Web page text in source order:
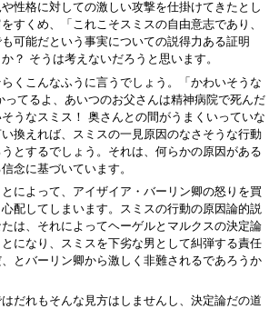
性格に対しての激しい攻撃を仕掛けてきたとし
すくめ、「これこそスミスの自由意志であり、
可能だという事実についての説得力ある証明
？ そうは考えないだろうと思います。
くこんなふうに言うでしょう。「かわいそうな
ってるよ、あいつのお父さんは精神病院で死んだ
うなスミス！ 奥さんとの間がうまくいっていな
換えれば、スミスの一見原因のなさそうな行動
とするでしょう。それは、何らかの原因がある
念に基づいています。
によって、アイザイア・バーリン卿の怒りを買
配してしまいます。スミスの行動の原因論的説
は、それによってヘーゲルとマルクスの決定論
になり、スミスを下劣な男として糾弾する責任
とバーリン卿から激しく非難されるであろうか
だれもそんな見方はしませんし、決定論だの道